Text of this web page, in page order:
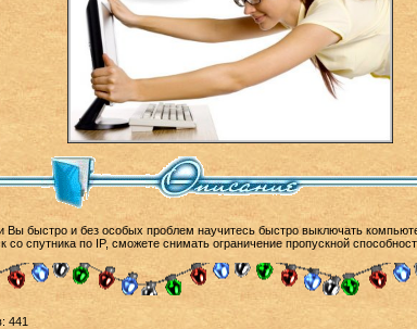
быстро и без особых проблем научитесь быстро выключать
спутника по IP, сможете снимать ограничение пропускной
441